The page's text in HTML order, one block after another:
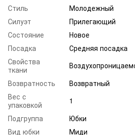
Стиль
Молодежный
Силуэт
Прилегающий
Состояние
Новое
Посадка
Средняя посадка
Свойства
ткани
Возвратность
Возвратный
Вес с
упаковкой
1
Подгруппа
Юбки
Вид юбки
Миди